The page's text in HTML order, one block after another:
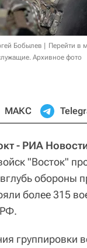
Бобылев
Перейти в
Архивное фото
МАКС
- РИА
"Восток"
обороны
более 315
группировки